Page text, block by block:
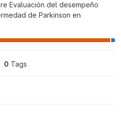
Evaluación del desempeño
de Parkinson en
0 Tags